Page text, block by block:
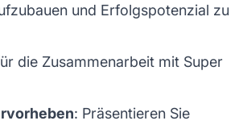
und Erfolgspotenzial zu
die Zusammenarbeit mit Super
: Präsentieren Sie